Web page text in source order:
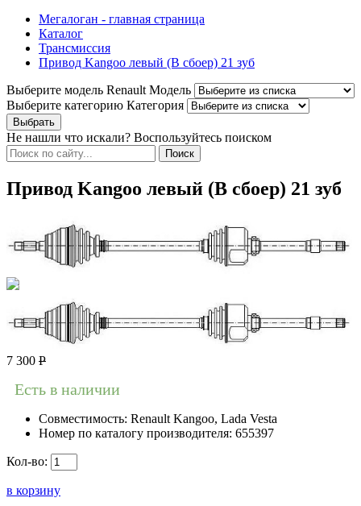
Мегалоган - главная страница
Каталог
Трансмиссия
Привод Kangoo левый (В сбоер) 21 зуб
Выберите модель Renault Модель
Выберите категорию Категория
Не нашли что искали? Воспользуйтесь поиском
Привод Kangoo левый (В сбоер) 21 зуб
7 300 Р
Есть в наличии
Совместимость: Renault Kangoo, Lada Vesta
Номер по каталогу производителя: 655397
Кол-во:
в корзину